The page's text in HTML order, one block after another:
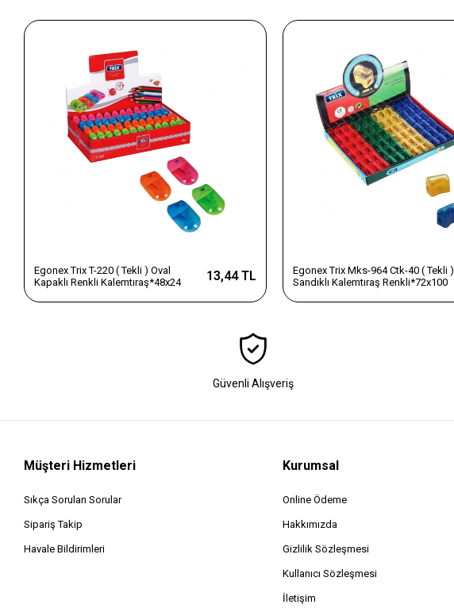
Egonex Trix T-220 ( Tekli ) Oval
Kapaklı Renkli Kalemtıraş*48x24
13,44 TL
Egonex Trix Mks-964 Ctk-40 ( Tekli )
Sandıklı Kalemtıraş Renkli*72x100
Güvenli Alışveriş
Müşteri Hizmetleri
Sıkça Sorulan Sorular
Sipariş Takip
Havale Bildirimleri
Kurumsal
Online Ödeme
Hakkımızda
Gizlilik Sözleşmesi
Kullanıcı Sözleşmesi
İletişim